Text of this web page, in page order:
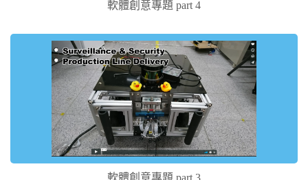
軟體創意專題 part 4
軟體創意專題 part 3